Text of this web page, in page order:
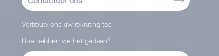
Vertrouw ons uw rekruting toe
Hoe hebben we het gedaan?